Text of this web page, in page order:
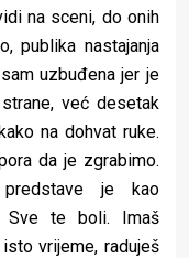
na sceni, do onih
publika nastajanja
uzbuđena jer je
već desetak
na dohvat ruke.
da je zgrabimo.
je kao
Sve te boli. Imaš
vrijeme, raduješ